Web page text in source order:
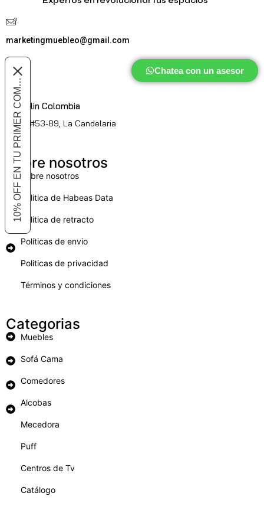
marketingmuebleo@gmail.com
Chatea con un asesor
Medellin Colombia
Cl. 51 #53-89, La Candelaria
Sobre nosotros
Sobre nosotros
Politica de Habeas Data
Politica de retracto
Políticas de envio
Politicas de privacidad
Términos y condiciones
Categorias
Muebles
Sofá Cama
Comedores
Alcobas
Mecedora
Puff
Centros de Tv
Catálogo
10% OFF EN TU PRIMER COMPRA